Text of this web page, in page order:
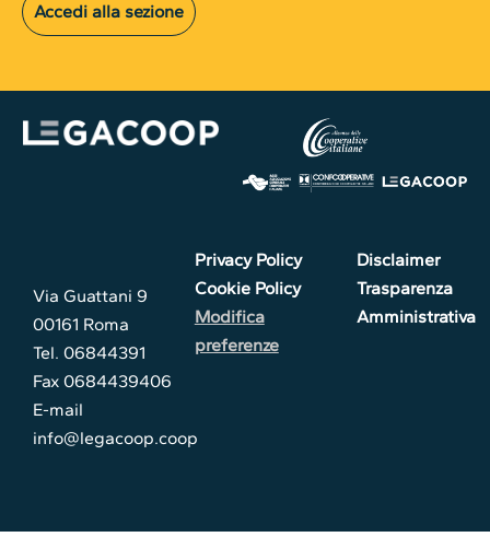
Accedi alla sezione
Via Guattani 9
00161 Roma
Tel. 06844391
Fax 0684439406
E-mail
info@legacoop.coop
Privacy Policy
Cookie Policy
Modifica
preferenze
Disclaimer
Trasparenza
Amministrativa